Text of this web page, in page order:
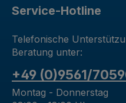
Service-Hotline
Telefonische
Beratung unter:
+49 (0)9561/
Montag - Donnerstag